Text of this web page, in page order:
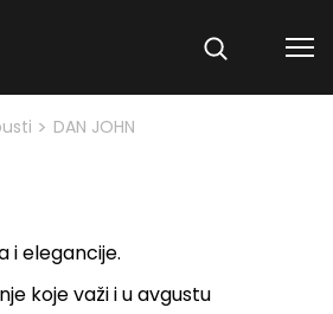
> DAN JOHN
i elegancije.
koje važi i u avgustu